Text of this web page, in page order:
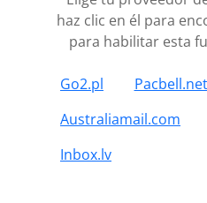
haz clic en él para
para habilitar esta
Go2.pl Pacbell.net
Australiamail.com
Inbox.lv